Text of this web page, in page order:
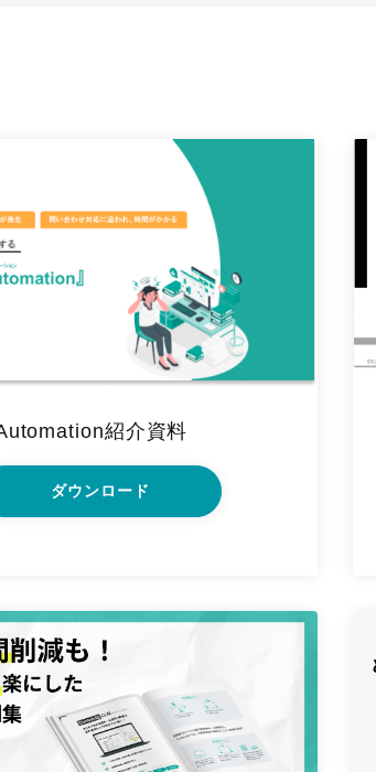
紹介資料
ダウンロード